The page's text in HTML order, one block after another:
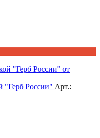
"Герб России" Арт.: